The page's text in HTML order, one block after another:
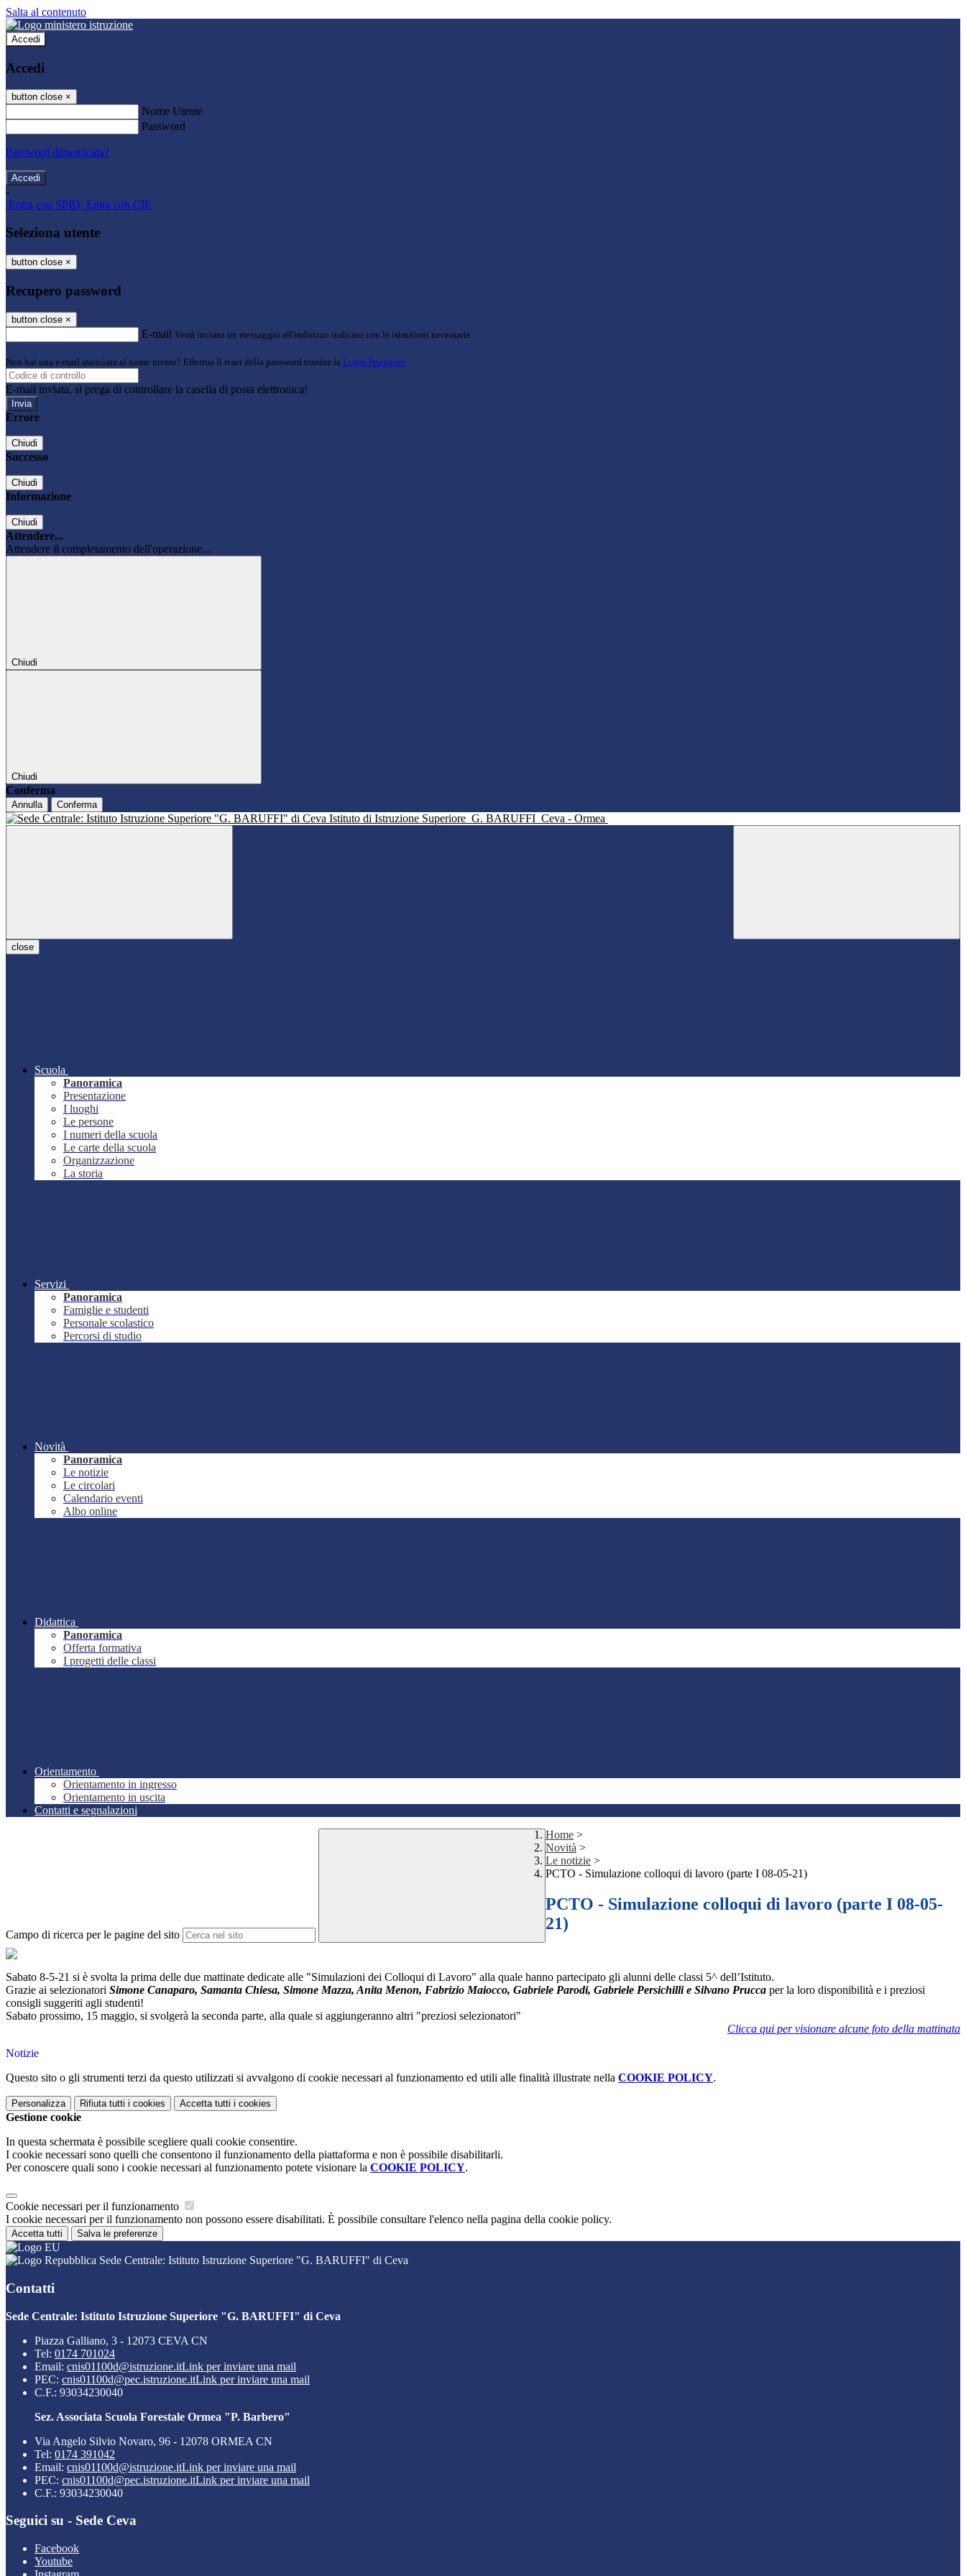
Salta al contenuto
Accedi
Accedi
button close ×
Nome Utente
Password
Password dimenticata?
-
Entra con SPID Entra con CIE
Seleziona utente
button close ×
Recupero password
button close ×
E-mail Verrà inviato un messaggio all'indirizzo indicato con le istruzioni necessarie.
Non hai una e-mail associata al nome utente? Effettua il reset della password tramite la Login Spaggiari
E-mail inviata, si prega di controllare la casella di posta elettronica!
Errore
Chiudi
Successo
Chiudi
Informazione
Chiudi
Attendere...
Attendere il completamento dell'operazione...
Chiudi
Chiudi
Conferma
Annulla Conferma
Istituto di Istruzione Superiore G. BARUFFI Ceva - Ormea
close
Scuola
Panoramica
Presentazione
I luoghi
Le persone
I numeri della scuola
Le carte della scuola
Organizzazione
La storia
Servizi
Panoramica
Famiglie e studenti
Personale scolastico
Percorsi di studio
Novità
Panoramica
Le notizie
Le circolari
Calendario eventi
Albo online
Didattica
Panoramica
Offerta formativa
I progetti delle classi
Orientamento
Orientamento in ingresso
Orientamento in uscita
Contatti e segnalazioni
Campo di ricerca per le pagine del sito
Home >
Novità >
Le notizie >
PCTO - Simulazione colloqui di lavoro (parte I 08-05-21)
PCTO - Simulazione colloqui di lavoro (parte I 08-05-
21)
Sabato 8-5-21 si è svolta la prima delle due mattinate dedicate alle "Simulazioni dei Colloqui di Lavoro" alla quale hanno partecipato gli alunni delle classi 5^ dell’Istituto.
Grazie ai selezionatori Simone Canaparo, Samanta Chiesa, Simone Mazza, Anita Menon, Fabrizio Maiocco, Gabriele Parodi, Gabriele Persichilli e Silvano Prucca per la loro disponibilità e i preziosi
consigli suggeriti agli studenti!
Sabato prossimo, 15 maggio, si svolgerà la seconda parte, alla quale si aggiungeranno altri "preziosi selezionatori"
Clicca qui per visionare alcune foto della mattinata
Notizie
Questo sito o gli strumenti terzi da questo utilizzati si avvalgono di cookie necessari al funzionamento ed utili alle finalità illustrate nella COOKIE POLICY.
Personalizza Rifiuta tutti i cookies Accetta tutti i cookies
Gestione cookie
In questa schermata è possibile scegliere quali cookie consentire.
I cookie necessari sono quelli che consentono il funzionamento della piattaforma e non è possibile disabilitarli.
Per conoscere quali sono i cookie necessari al funzionamento potete visionare la COOKIE POLICY.
Cookie necessari per il funzionamento
I cookie necessari per il funzionamento non possono essere disabilitati. È possibile consultare l'elenco nella pagina della cookie policy.
Accetta tutti Salva le preferenze
Sede Centrale: Istituto Istruzione Superiore "G. BARUFFI" di Ceva
Contatti
Sede Centrale: Istituto Istruzione Superiore "G. BARUFFI" di Ceva
Piazza Galliano, 3 - 12073 CEVA CN
Tel: 0174 701024
Email: cnis01100d@istruzione.itLink per inviare una mail
PEC: cnis01100d@pec.istruzione.itLink per inviare una mail
C.F.: 93034230040
Sez. Associata Scuola Forestale Ormea "P. Barbero"
Via Angelo Silvio Novaro, 96 - 12078 ORMEA CN
Tel: 0174 391042
Email: cnis01100d@istruzione.itLink per inviare una mail
PEC: cnis01100d@pec.istruzione.itLink per inviare una mail
C.F.: 93034230040
Seguici su - Sede Ceva
Facebook
Youtube